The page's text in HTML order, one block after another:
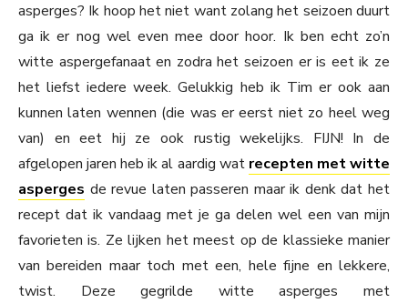
asperges? Ik hoop het niet want zolang het seizoen duurt
ga ik er nog wel even mee door hoor. Ik ben echt zo’n
witte aspergefanaat en zodra het seizoen er is eet ik ze
het liefst iedere week. Gelukkig heb ik Tim er ook aan
kunnen laten wennen (die was er eerst niet zo heel weg
van) en eet hij ze ook rustig wekelijks. FIJN! In de
afgelopen jaren heb ik al aardig wat recepten met witte
asperges de revue laten passeren maar ik denk dat het
recept dat ik vandaag met je ga delen wel een van mijn
favorieten is. Ze lijken het meest op de klassieke manier
van bereiden maar toch met een, hele fijne en lekkere,
twist. Deze gegrilde witte asperges met